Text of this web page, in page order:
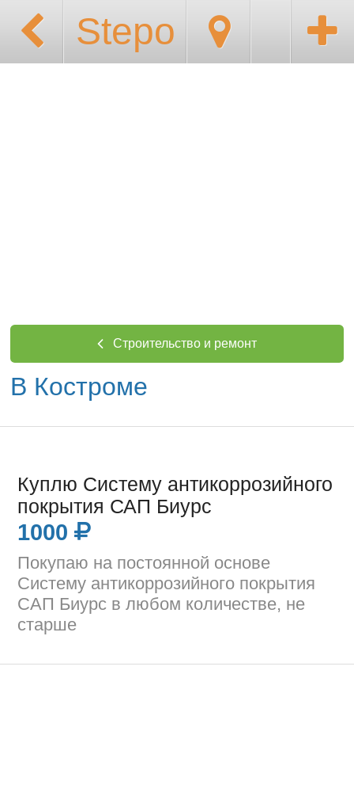
Stepo
Строительство и ремонт
В Костроме
Куплю Систему антикоррозийного
покрытия САП Биурс
1000
Покупаю на постоянной основе
Систему антикоррозийного покрытия
САП Биурс в любом количестве, не
старше